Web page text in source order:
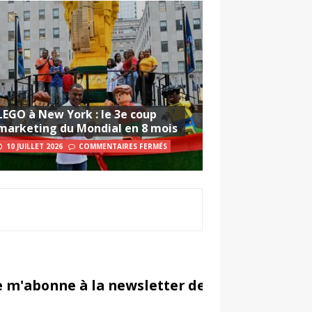
à New York : le 3e coup
du Mondial en 8 mois
10 JUILLET 2026 COMMENTAIRES FERMÉS
m'abonne à la newsletter de